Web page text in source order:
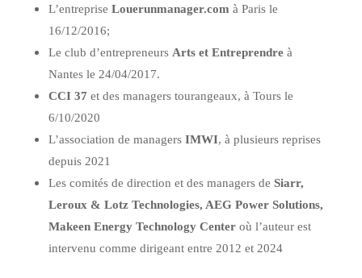
L’entreprise Louerunmanager.com à Paris le
16/12/2016;
Le club d’entrepreneurs Arts et Entreprendreà
Nantes le 24/04/2017.
CCI 37 et des managers tourangeaux, à Tours le
6/10/2020
L’association de managers IMWI, à plusieurs reprises
depuis 2021
Les comités de direction et des managers de Siarr,
Leroux & Lotz Technologies, AEG Power Solutions,
Makeen Energy Technology Center où l’auteur est
intervenu comme dirigeant entre 2012 et 2024